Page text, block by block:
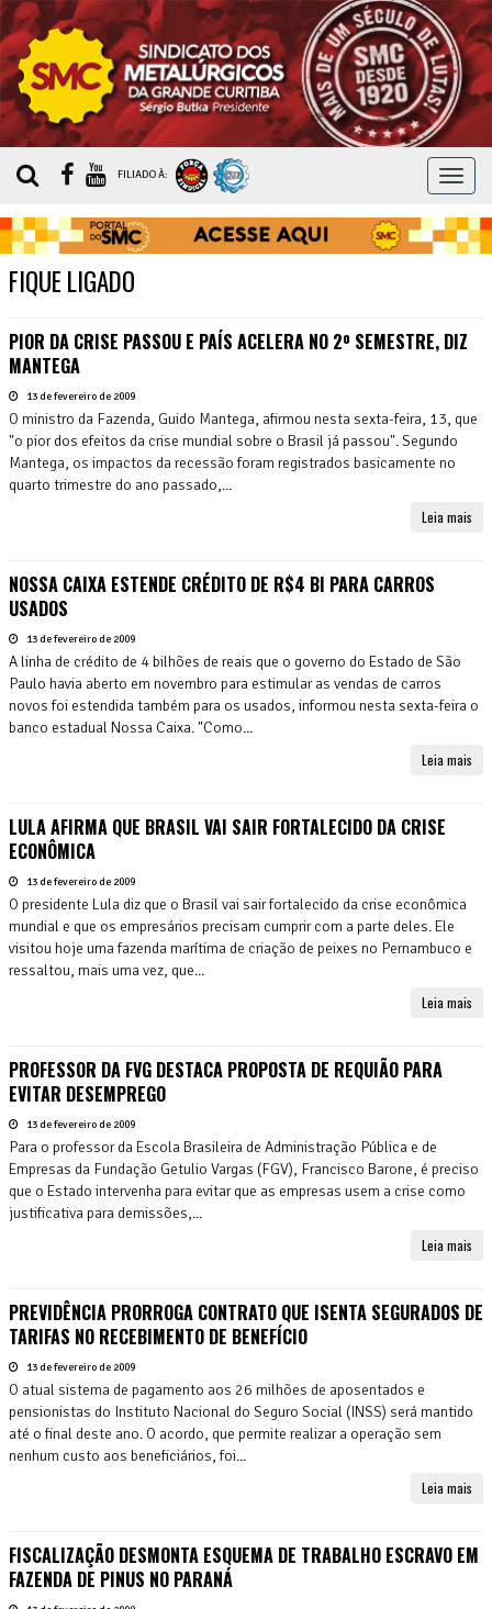
MENU
FILIADO À:
FIQUE LIGADO
PIOR DA CRISE PASSOU E PAÍS ACELERA NO 2º SEMESTRE, DIZ
MANTEGA
13 de fevereiro de 2009
O ministro da Fazenda, Guido Mantega, afirmou nesta sexta-feira, 13, que
"o pior dos efeitos da crise mundial sobre o Brasil já passou". Segundo
Mantega, os impactos da recessão foram registrados basicamente no
quarto trimestre do ano passado,...
Leia mais
NOSSA CAIXA ESTENDE CRÉDITO DE R$4 BI PARA CARROS
USADOS
13 de fevereiro de 2009
A linha de crédito de 4 bilhões de reais que o governo do Estado de São
Paulo havia aberto em novembro para estimular as vendas de carros
novos foi estendida também para os usados, informou nesta sexta-feira o
banco estadual Nossa Caixa. "Como...
Leia mais
LULA AFIRMA QUE BRASIL VAI SAIR FORTALECIDO DA CRISE
ECONÔMICA
13 de fevereiro de 2009
O presidente Lula diz que o Brasil vai sair fortalecido da crise econômica
mundial e que os empresários precisam cumprir com a parte deles. Ele
visitou hoje uma fazenda marítima de criação de peixes no Pernambuco e
ressaltou, mais uma vez, que...
Leia mais
PROFESSOR DA FVG DESTACA PROPOSTA DE REQUIÃO PARA
EVITAR DESEMPREGO
13 de fevereiro de 2009
Para o professor da Escola Brasileira de Administração Pública e de
Empresas da Fundação Getulio Vargas (FGV), Francisco Barone, é preciso
que o Estado intervenha para evitar que as empresas usem a crise como
justificativa para demissões,...
Leia mais
PREVIDÊNCIA PRORROGA CONTRATO QUE ISENTA SEGURADOS DE
TARIFAS NO RECEBIMENTO DE BENEFÍCIO
13 de fevereiro de 2009
O atual sistema de pagamento aos 26 milhões de aposentados e
pensionistas do Instituto Nacional do Seguro Social (INSS) será mantido
até o final deste ano. O acordo, que permite realizar a operação sem
nenhum custo aos beneficiários, foi...
Leia mais
FISCALIZAÇÃO DESMONTA ESQUEMA DE TRABALHO ESCRAVO EM
FAZENDA DE PINUS NO PARANÁ